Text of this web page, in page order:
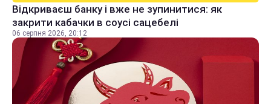
Відкриваєш банку і вже не зупинитися: як
закрити кабачки в соусі сацебелі
06 серпня 2026, 20:12